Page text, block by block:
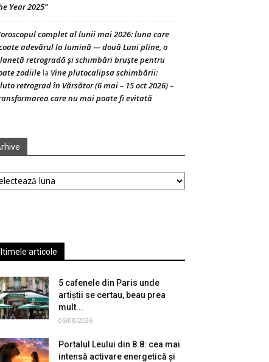
Year 2025”
complet al lunii mai 2026: luna care
adevărul la lumină — două Luni pline, o
retrogradă și schimbări bruște pentru
zodiile la Vine plutocalipsa schimbării:
retrograd în Vărsător (6 mai – 15 oct 2026) –
care nu mai poate fi evitată
articole
5 cafenele din Paris unde
artiștii se certau, beau prea
mult...
05/08/2026
Portalul Leului din 8.8: cea mai
intensă activare energetică și